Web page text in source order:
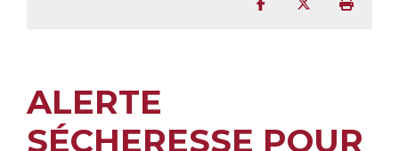
Partager surPartager sur
ALERTE
SÉCHERESSE POUR